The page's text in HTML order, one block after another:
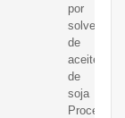
por
solvente
de
aceite
de
soja